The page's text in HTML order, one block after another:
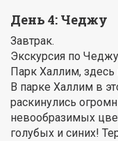
День 4: Чеджу
Завтрак.
Экскурсия по
Парк Халлим,
В парке Халлим в
раскинулись
невообразимых
голубых и синих!